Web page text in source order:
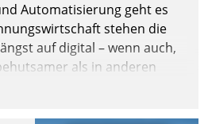
Automatisierung geht es
stehen die
auf digital – wenn auch,
als in anderen